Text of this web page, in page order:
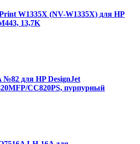
W1335X (NV-W1335X) для HP
13,7K
для HP DesignJet
CC820PS, пурпурный